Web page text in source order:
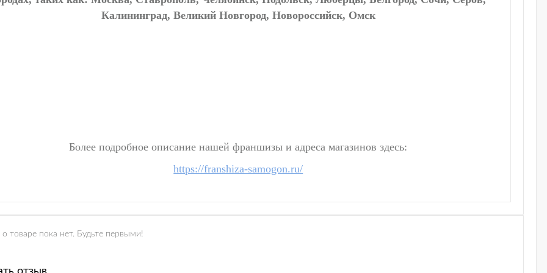
Калининград, Великий Новгород, Новороссийск, Омск
Более подробное описание нашей франшизы и адреса магазинов здесь:
https://franshiza-samogon.ru/
товаре пока нет. Будьте первыми!